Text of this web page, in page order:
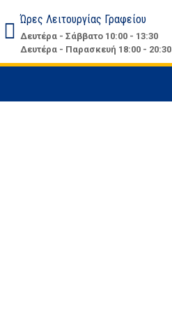
Ώρες Λειτουργίας Γραφείου
Δευτέρα - Σάββατο 10:00 - 13:30
Δευτέρα - Παρασκευή 18:00 - 20:30